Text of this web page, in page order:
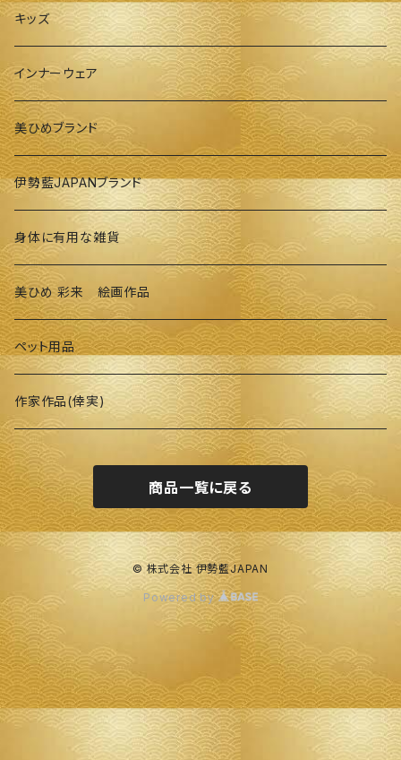
キッズ
インナーウェア
美ひめブランド
伊勢藍JAPANブランド
身体に有用な雑貨
美ひめ 彩来 絵画作品
ペット用品
作家作品(倖実)
商品一覧に戻る
© 株式会社 伊勢藍JAPAN
Powered by